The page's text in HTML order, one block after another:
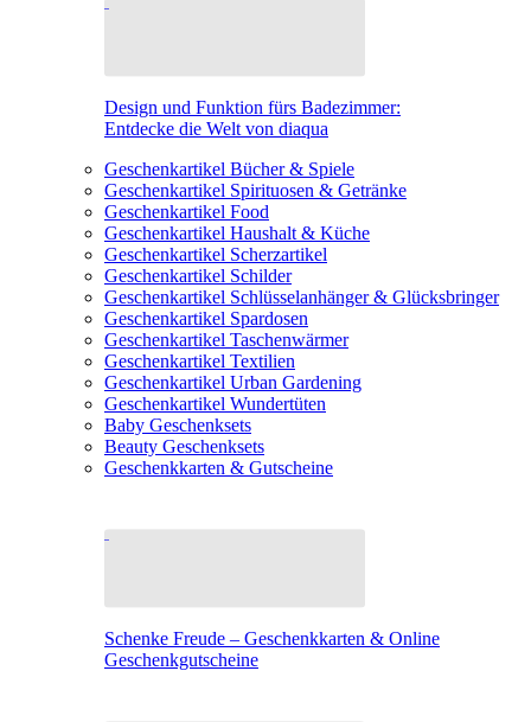
Design und Funktion fürs Badezimmer:
Entdecke die Welt von diaqua
Geschenkartikel Bücher & Spiele
Geschenkartikel Spirituosen & Getränke
Geschenkartikel Food
Geschenkartikel Haushalt & Küche
Geschenkartikel Scherzartikel
Geschenkartikel Schilder
Geschenkartikel Schlüsselanhänger & Glücksbringer
Geschenkartikel Spardosen
Geschenkartikel Taschenwärmer
Geschenkartikel Textilien
Geschenkartikel Urban Gardening
Geschenkartikel Wundertüten
Baby Geschenksets
Beauty Geschenksets
Geschenkkarten & Gutscheine
Schenke Freude – Geschenkkarten & Online
Geschenkgutscheine